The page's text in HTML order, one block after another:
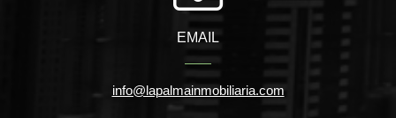
EMAIL
info@lapalmainmobiliaria.com